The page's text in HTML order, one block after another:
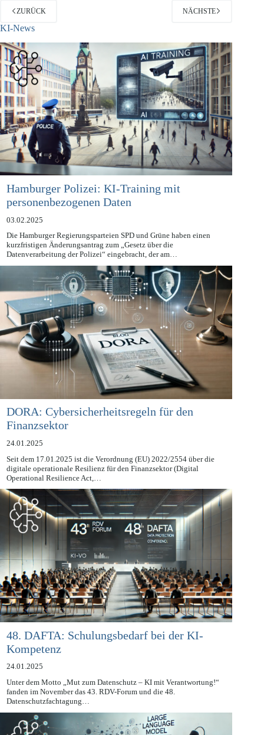
ZURÜCK
KI-News
Hamburger Polizei: KI-Training mit
personenbezogenen Daten
03.02.2025
Die Hamburger Regierungsparteien SPD und Grüne haben einen
kurzfristigen Änderungsantrag zum „Gesetz über die
Datenverarbeitung der Polizei“ eingebracht, der am…
DORA: Cybersicherheitsregeln für den
Finanzsektor
24.01.2025
Seit dem 17.01.2025 ist die Verordnung (EU) 2022/2554 über die
digitale operationale Resilienz für den Finanzsektor (Digital
Operational Resilience Act,…
48. DAFTA: Schulungsbedarf bei der KI-
Kompetenz
24.01.2025
Unter dem Motto „Mut zum Datenschutz – KI mit Verantwortung!“
fanden im November das 43. RDV-Forum und die 48.
Datenschutzfachtagung…